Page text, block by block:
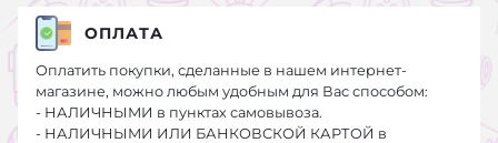
ОПЛАТА
Оплатить покупки, сделанные в нашем интернет-
магазине, можно любым удобным для Вас способом:
- НАЛИЧНЫМИ в пунктах самовывоза.
- НАЛИЧНЫМИ ИЛИ БАНКОВСКОЙ КАРТОЙ в